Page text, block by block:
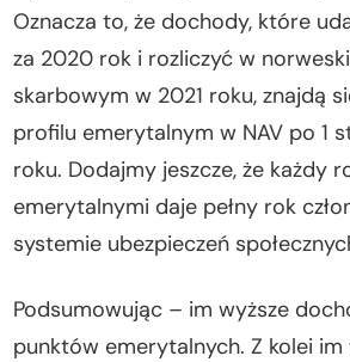
Oznacza to, że dochody, które
za 2020 rok i rozliczyć w
skarbowym w 2021 roku, znajdą
profilu emerytalnym w NAV po 1
roku. Dodajmy jeszcze, że każdy
emerytalnymi daje pełny rok
systemie ubezpieczeń
Podsumowując – im wyższe
punktów emerytalnych. Z kolei im